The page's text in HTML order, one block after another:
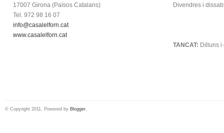
Divendres i
TANCAT: Dilluns i
17007 Girona (Països Catalans)
Tel. 972 98 16 07
info@casalelforn.cat
www.casalelforn.cat
© Copyright 2011. Powered by Blogger.